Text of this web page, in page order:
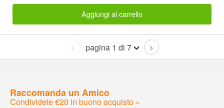
Aggiungi al carrello
< pagina 1 di 7 >
Raccomanda un Amico
Condividete €20 in buono acquisto »